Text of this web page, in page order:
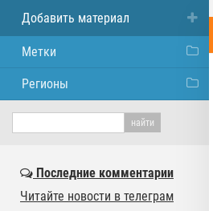
Добавить материал
Метки
Регионы
Последние комментарии
Читайте новости в телеграм